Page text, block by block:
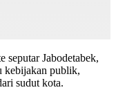
seputar Jabodetabek,
kebijakan publik,
sudut kota.